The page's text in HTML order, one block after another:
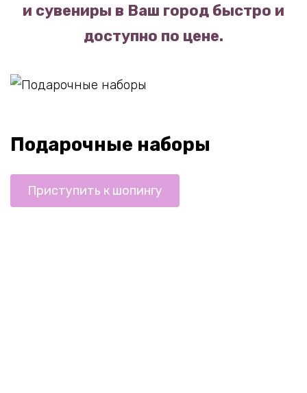
и сувениры в Ваш город быстро и
доступно по цене.
Подарочные наборы
Приступить к шопингу